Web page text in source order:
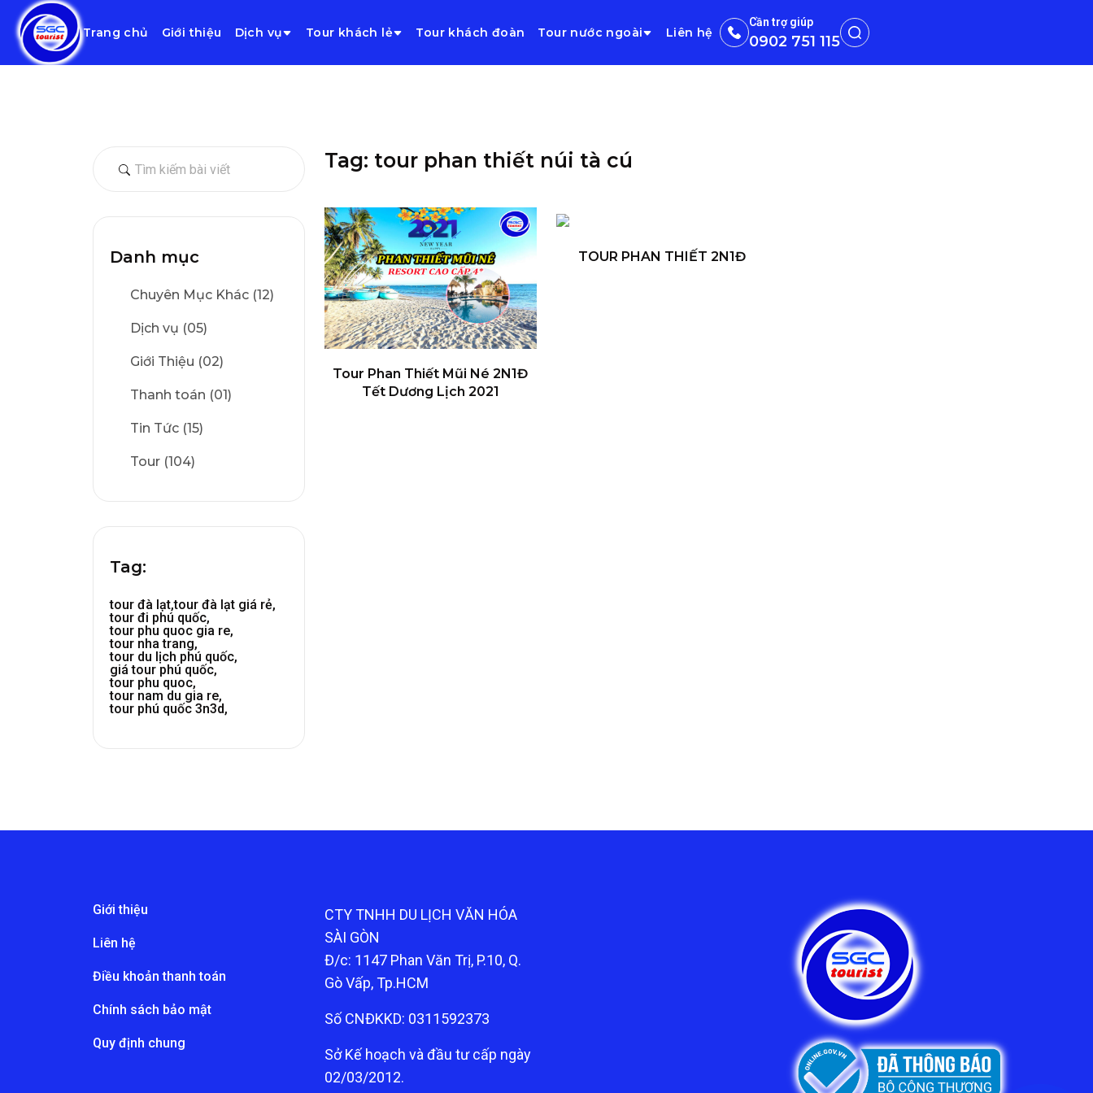
Trang chủ Giới thiệu Dịch vụ Tour khách lẻ Tour khách đoàn Tour nước ngoài Liên hệ
Cần trợ giúp
0902 751 115
Danh mục
Chuyên Mục Khác (12)
Dịch vụ (05)
Giới Thiệu (02)
Thanh toán (01)
Tin Tức (15)
Tour (104)
Tag:
tour đà lạt,tour đà lạt giá rẻ,
tour đi phú quốc,
tour phu quoc gia re,
tour nha trang,
tour du lịch phú quốc,
giá tour phú quốc,
tour phu quoc,
tour nam du gia re,
tour phú quốc 3n3d,
Tag: tour phan thiết núi tà cú
Tour Phan Thiết Mũi Né 2N1Đ
Tết Dương Lịch 2021
TOUR PHAN THIẾT 2N1Đ
Giới thiệu
Liên hệ
Điều khoản thanh toán
Chính sách bảo mật
Quy định chung
CTY TNHH DU LỊCH VĂN HÓA
SÀI GÒN
Đ/c: 1147 Phan Văn Trị, P.10, Q.
Gò Vấp, Tp.HCM
Số CNĐKKD: 0311592373
Sở Kế hoạch và đầu tư cấp ngày
02/03/2012.